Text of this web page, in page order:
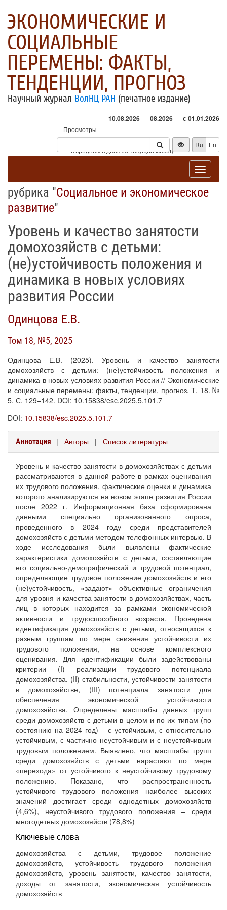
ЭКОНОМИЧЕСКИЕ И
СОЦИАЛЬНЫЕ
ПЕРЕМЕНЫ: ФАКТЫ,
ТЕНДЕНЦИИ, ПРОГНОЗ
Научный журнал ВолНЦ РАН (печатное издание)
10.08.2026 08.2026 с 01.01.2026
Просмотры
Посетители
* - в среднем в день за текущий месяц
Ru En
Toggle
рубрика "Социальное и экономическое
развитие"
Уровень и качество занятости
домохозяйств с детьми:
(не)устойчивость положения и
динамика в новых условиях
развития России
Одинцова Е.В.
Том 18, №5, 2025
Одинцова Е.В. (2025). Уровень и качество занятости
домохозяйств с детьми: (не)устойчивость положения и
динамика в новых условиях развития России // Экономические
и социальные перемены: факты, тенденции, прогноз. Т. 18. №
5. С. 129–142. DOI: 10.15838/esc.2025.5.101.7
DOI: 10.15838/esc.2025.5.101.7
Аннотация | Авторы | Список литературы
Уровень и качество занятости в домохозяйствах с детьми
рассматриваются в данной работе в рамках оценивания
их трудового положения, фактические оценки и динамика
которого анализируются на новом этапе развития России
после 2022 г. Информационная база сформирована
данными специально организованного опроса,
проведенного в 2024 году среди представителей
домохозяйств с детьми методом телефонных интервью. В
ходе исследования были выявлены фактические
характеристики домохозяйств с детьми, составляющие
его социально-демографический и трудовой потенциал,
определяющие трудовое положение домохозяйств и его
(не)устойчивость, «задают» объективные ограничения
для уровня и качества занятости в домохозяйствах, часть
лиц в которых находится за рамками экономической
активности и трудоспособного возраста. Проведена
идентификация домохозяйств с детьми, относящихся к
разным группам по мере снижения устойчивости их
трудового положения, на основе комплексного
оценивания. Для идентификации были задействованы
критерии (I) реализации трудового потенциала
домохозяйства, (II) стабильности, устойчивости занятости
в домохозяйстве, (III) потенциала занятости для
обеспечения экономической устойчивости
домохозяйства. Определены масштабы данных групп
среди домохозяйств с детьми в целом и по их типам (по
состоянию на 2024 год) – с устойчивым, с относительно
устойчивым, с частично неустойчивым и с неустойчивым
трудовым положением. Выявлено, что масштабы групп
среди домохозяйств с детьми нарастают по мере
«перехода» от устойчивого к неустойчивому трудовому
положению. Показано, что распространенность
устойчивого трудового положения наиболее высоких
значений достигает среди однодетных домохозяйств
(4,6%), неустойчивого трудового положения – среди
многодетных домохозяйств (78,8%)
Ключевые слова
домохозяйства с детьми, трудовое положение
домохозяйств, устойчивость трудового положения
домохозяйств, уровень занятости, качество занятости,
доходы от занятости, экономическая устойчивость
домохозяйств